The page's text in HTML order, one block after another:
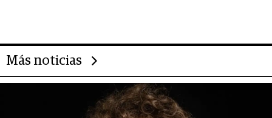
Más noticias